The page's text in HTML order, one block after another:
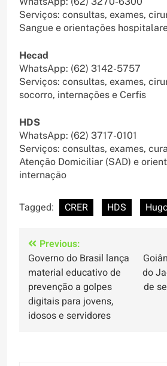
Serviços: consultas, exames,
Sangue e orientações
Hecad
WhatsApp: (62) 3142-5757
Serviços: consultas, exames,
socorro, internações e Cerfis
HDS
WhatsApp: (62) 3717-0101
Serviços: consultas, exames,
Atenção Domiciliar (SAD) e
internação
Tagged: CRER HDS
Navegação
de
Post
Previous:
Governo do Brasil lança
material educativo de
prevenção a golpes
digitais para jovens,
idosos e servidores
do
de